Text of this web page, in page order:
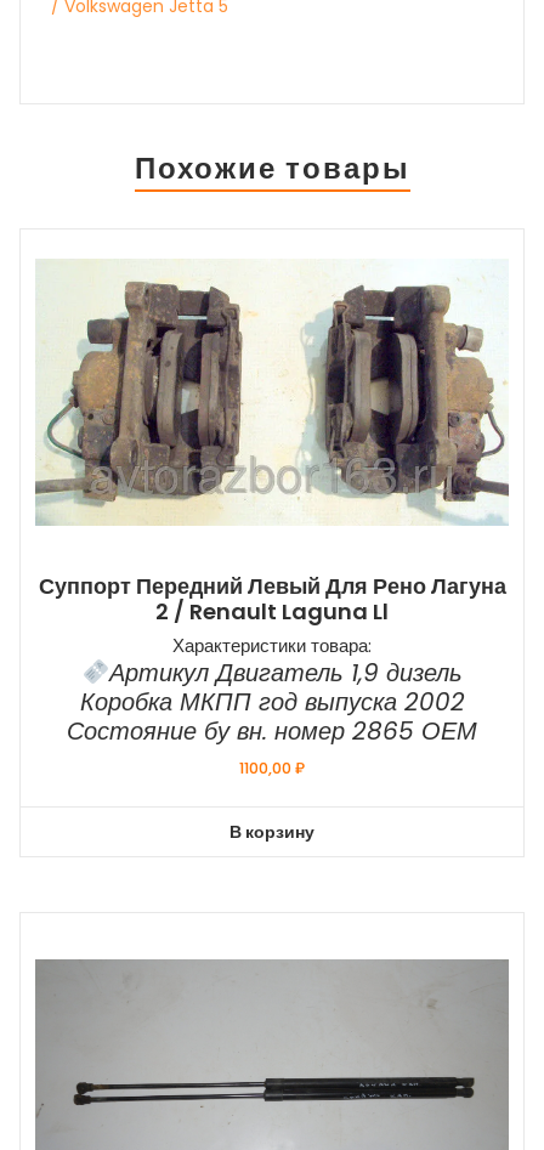
/ Volkswagen Jetta 5
Похожие товары
Суппорт Передний Левый Для Рено Лагуна
2 / Renault Laguna Ll
Характеристики товара:
Артикул Двигатель 1,9 дизель
Коробка МКПП год выпуска 2002
Состояние бу вн. номер 2865 ОЕМ
1100,00₽
В корзину